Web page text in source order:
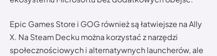
Epic Games Store i GOG również są łatwiejsze na Ally
X. Na Steam Decku można korzystać z narzędzi
społecznościowych i alternatywnych launcherów, ale